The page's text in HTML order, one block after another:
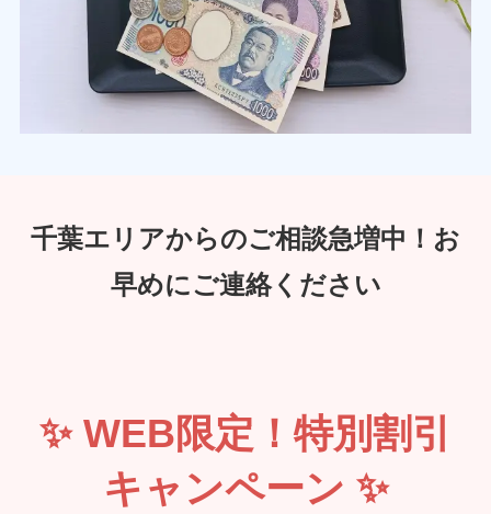
千葉エリアからのご相談急増中！お
早めにご連絡ください
✨ WEB限定！特別割引
キャンペーン ✨